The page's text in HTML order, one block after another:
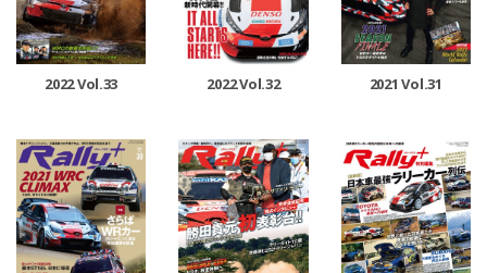
2022 Vol.33 2022 Vol.32 2021 Vol.31